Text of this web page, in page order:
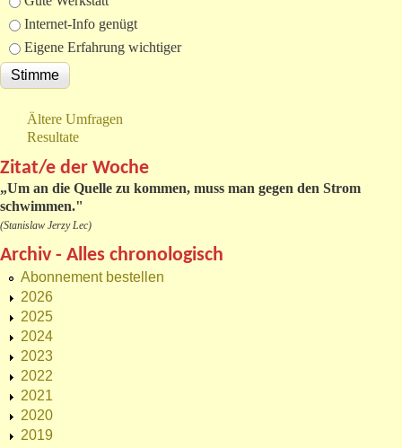
Internet-Info genügt
Eigene Erfahrung wichtiger
Ältere Umfragen
Resultate
Zitat/e der Woche
„Um an die Quelle zu kommen, muss man gegen den Strom
schwimmen."
(Stanislaw Jerzy Lec)
Archiv - Alles chronologisch
Abonnement bestellen
2026
2025
2024
2023
2022
2021
2020
2019